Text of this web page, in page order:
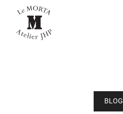
BLOG